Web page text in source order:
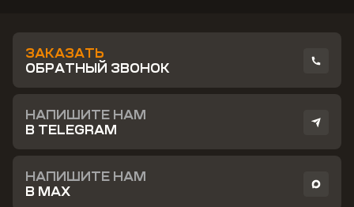
ЗАКАЗАТЬ
ОБРАТНЫЙ ЗВОНОК
НАПИШИТЕ НАМ
В TELEGRAM
НАПИШИТЕ НАМ
В MAX